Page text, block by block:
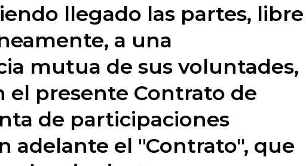
llegado las partes, libre
a una
mutua de sus voluntades,
el presente Contrato de
de participaciones
adelante el "Contrato", que